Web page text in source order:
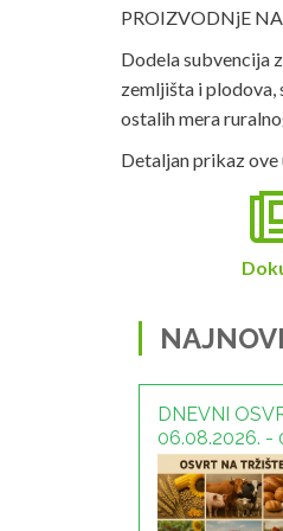
PROIZVODNjE
Dodela subvencija
zemljišta i plodova,
ostalih mera
Detaljan prikaz
DNEVNI
06.08.2026. -